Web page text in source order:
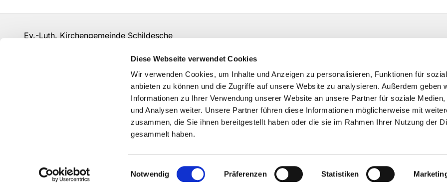
Diese Webseite verwendet Cookies
Wir verwenden Cookies, um Inhalte und Anzeigen zu personalisieren, Funktionen für
anbieten zu können und die Zugriffe auf unsere Website zu analysieren. Außerdem geben
Informationen zu Ihrer Verwendung unserer Website an unsere Partner für soziale Medien,
und Analysen weiter. Unsere Partner führen diese Informationen möglicherweise mit
zusammen, die Sie ihnen bereitgestellt haben oder die sie im Rahmen Ihrer Nutzung der
gesammelt haben.
Einwilligungsauswahl
Notwendig Präferenzen Statistiken
Ev.-Luth. Kirchengemeinde Schildesche